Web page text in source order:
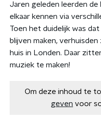
Jaren geleden leerden de
elkaar kennen via
Toen het duidelijk was
blijven maken,
huis in Londen. Daar
muziek te maken!
Om deze inhoud te
geven voor